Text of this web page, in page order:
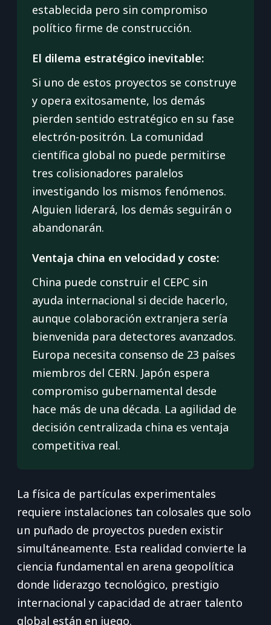
establecida pero sin compromiso
político firme de construcción.
El dilema estratégico inevitable:
Si uno de estos proyectos se construye
y opera exitosamente, los demás
pierden sentido estratégico en su fase
electrón-positrón. La comunidad
científica global no puede permitirse
tres colisionadores paralelos
investigando los mismos fenómenos.
Alguien liderará, los demás seguirán o
abandonarán.
Ventaja china en velocidad y coste:
China puede construir el CEPC sin
ayuda internacional si decide hacerlo,
aunque colaboración extranjera sería
bienvenida para detectores avanzados.
Europa necesita consenso de 23 países
miembros del CERN. Japón espera
compromiso gubernamental desde
hace más de una década. La agilidad de
decisión centralizada china es ventaja
competitiva real.
La física de partículas experimentales
requiere instalaciones tan colosales que solo
un puñado de proyectos pueden existir
simultáneamente. Esta realidad convierte la
ciencia fundamental en arena geopolítica
donde liderazgo tecnológico, prestigio
internacional y capacidad de atraer talento
global están en juego.